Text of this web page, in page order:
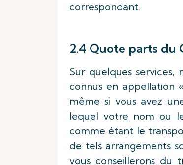
correspondant.
2.4 Quote parts du
Sur quelques services,
connus en appellation
même si vous avez
lequel votre nom ou
comme étant le
de tels arrangements
vous conseillerons du